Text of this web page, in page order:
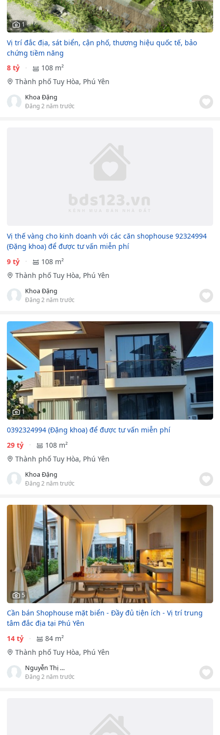
1
Vị trí đắc địa, sát biển, cận phố, thương hiệu quốc tế, bảo
chứng tiềm năng
8 tỷ
108 m²
Thành phố Tuy Hòa, Phú Yên
Khoa Đặng
Đăng 2 năm trước
Vị thế vàng cho kinh doanh với các căn shophouse 92324994
(Đặng khoa) để được tư vấn miễn phí
9 tỷ
108 m²
Thành phố Tuy Hòa, Phú Yên
Khoa Đặng
Đăng 2 năm trước
1
0392324994 (Đặng khoa) để được tư vấn miễn phí
29 tỷ
108 m²
Thành phố Tuy Hòa, Phú Yên
Khoa Đặng
Đăng 2 năm trước
5
Cần bán Shophouse mặt biển - Đầy đủ tiện ích - Vị trí trung
tâm đắc địa tại Phú Yên
14 tỷ
84 m²
Thành phố Tuy Hòa, Phú Yên
Nguyễn Thị Mỹ Hà
Đăng 2 năm trước